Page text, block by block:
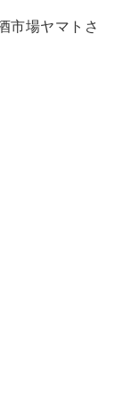
市場ヤマトさ